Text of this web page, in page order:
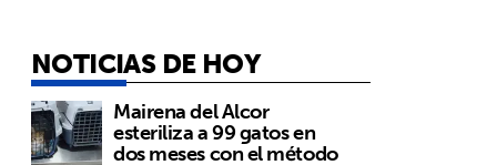
NOTICIAS DE HOY
Mairena del Alcor
esteriliza a 99 gatos en
dos meses con el método